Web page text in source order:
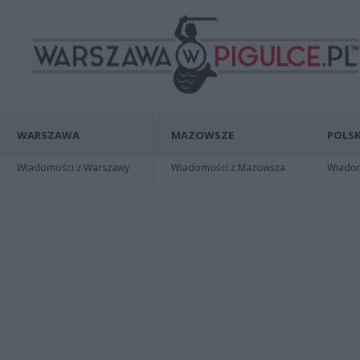
WARSZAWA
Wiadomości z Warszawy
MAZOWSZE
Wiadomości z Mazowsza